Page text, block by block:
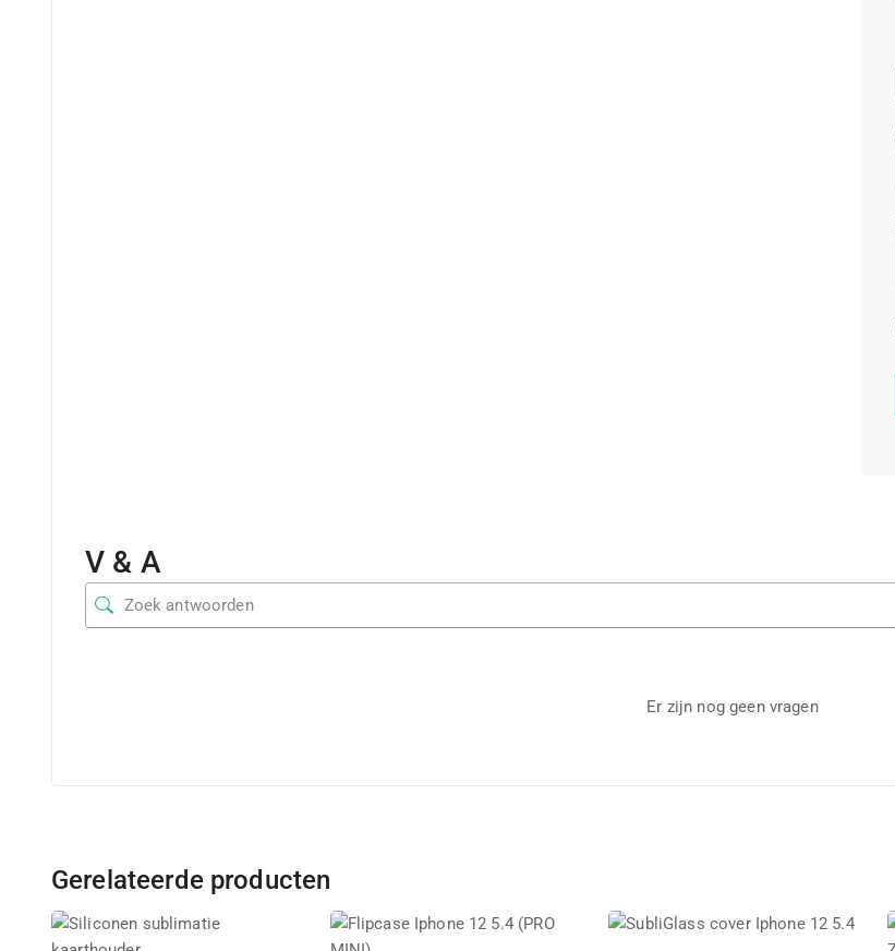
V & A
Er zijn nog geen vragen
Gerelateerde producten